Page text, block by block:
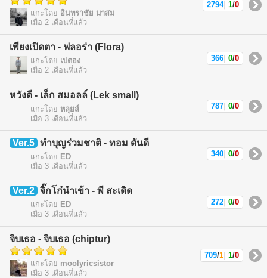
แกะโดย อินทราชัย มาสม
เมื่อ 2 เดือนที่แล้ว
2794| 1/0
เพียงเปิดตา - ฟลอร่า (Flora)
แกะโดย เปตอง
เมื่อ 2 เดือนที่แล้ว
366 0/0
หวังดี - เล็ก สมอลล์ (Lek small)
แกะโดย หลุยส์
เมื่อ 3 เดือนที่แล้ว
787 0/0
Ver.5 ทำบุญร่วมชาติ - ทอม ดันดี
แกะโดย ED
เมื่อ 3 เดือนที่แล้ว
340 0/0
Ver.2 จิ๊กโก๋นำเข้า - พี สะเดิด
แกะโดย ED
เมื่อ 3 เดือนที่แล้ว
272 0/0
จิบเธอ - จิบเธอ (chiptur)
แกะโดย moolyricsistor
เมื่อ 3 เดือนที่แล้ว
709/1 1/0